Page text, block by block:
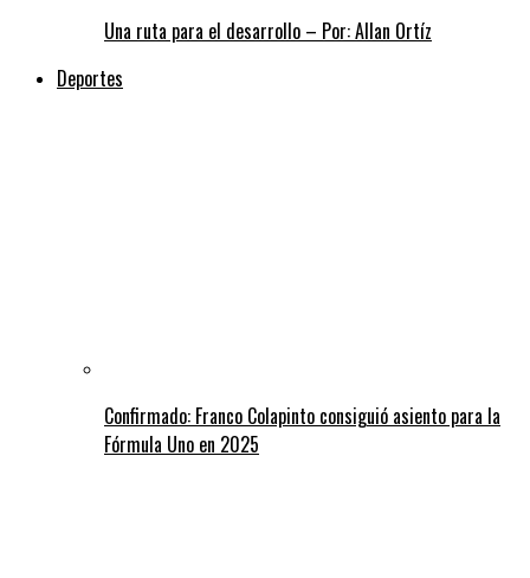
Una ruta para el desarrollo – Por: Allan Ortíz
Deportes
Confirmado: Franco Colapinto consiguió asiento para la
Fórmula Uno en 2025